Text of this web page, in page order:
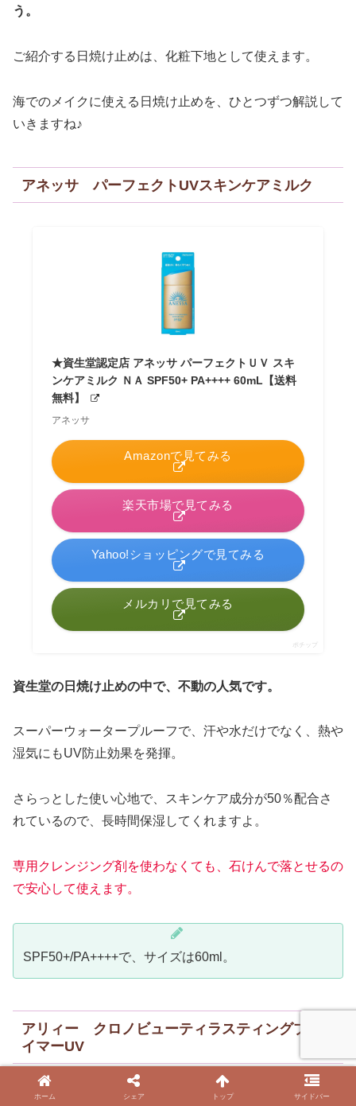
う。
ご紹介する日焼け止めは、化粧下地として使えます。
海でのメイクに使える日焼け止めを、ひとつずつ解説して
いきますね♪
アネッサ パーフェクトUVスキンケアミルク
★資生堂認定店 アネッサ パーフェクトＵＶ スキ
ンケアミルク ＮＡ SPF50+ PA++++ 60mL【送料
無料】
アネッサ
Amazonで見てみる
楽天市場で見てみる
Yahoo!ショッピングで見てみる
メルカリで見てみる
ポチップ
資生堂の日焼け止めの中で、 不動の人気です。
スーパーウォータープルーフで、汗や水だけでなく、熱や
湿気にもUV防止効果を発揮。
さらっとした使い心地で、スキンケア成分が50％配合さ
れているので、長時間保湿してくれますよ。
専用クレンジング剤を使わなくても、石けんで落とせるの
で安心して使えます。
SPF50+/PA++++で、サイズは60ml。
アリィー クロノビューティラスティングプラ
イマーUV
ホーム シェア トップ サイドバー